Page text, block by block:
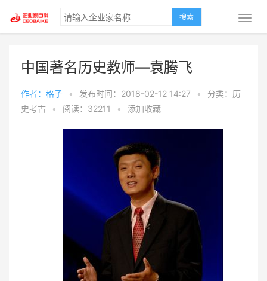
搜索
中国著名历史教师—袁腾飞
作者：格子 • 发布时间：2018-02-12 14:27 •
分类：历
史考古
• 阅读：32211 • 添加收藏